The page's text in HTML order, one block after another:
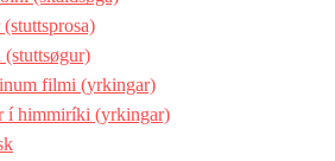
(stuttsøgur)
filmi (yrkingar)
í himmiríki (yrkingar)